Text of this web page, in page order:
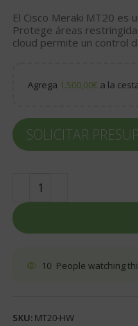
El Cisco Meraki MT20 es
Protege áreas
cloud permite un control
Agrega 1.500,00€ a la
SOLICITAR
10 People watching
SKU: MT20-HW